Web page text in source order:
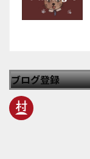
ブログ登録